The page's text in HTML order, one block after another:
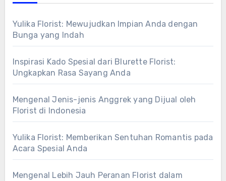
Yulika Florist: Mewujudkan Impian Anda dengan
Bunga yang Indah
Inspirasi Kado Spesial dari Blurette Florist:
Ungkapkan Rasa Sayang Anda
Mengenal Jenis-jenis Anggrek yang Dijual oleh
Florist di Indonesia
Yulika Florist: Memberikan Sentuhan Romantis pada
Acara Spesial Anda
Mengenal Lebih Jauh Peranan Florist dalam